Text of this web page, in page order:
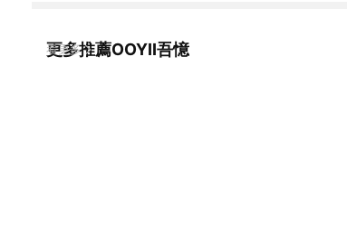
更多推薦OOYII吾憶
看更多